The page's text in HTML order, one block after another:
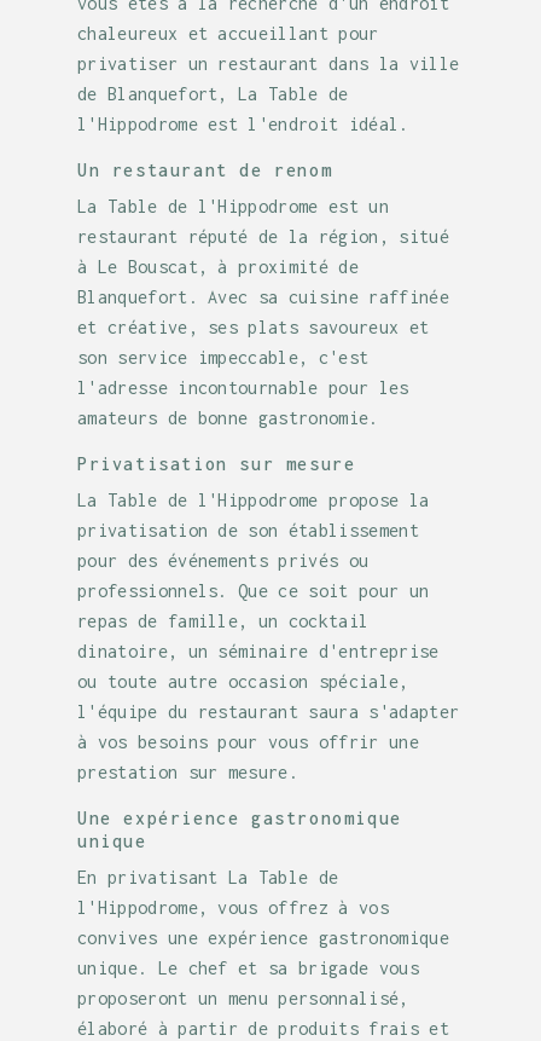
chaleureux et accueillant pour
privatiser un restaurant dans la ville
de Blanquefort, La Table de
l'Hippodrome est l'endroit idéal.
Un restaurant de renom
La Table de l'Hippodrome est un
restaurant réputé de la région, situé
à Le Bouscat, à proximité de
Blanquefort. Avec sa cuisine raffinée
et créative, ses plats savoureux et
son service impeccable, c'est
l'adresse incontournable pour les
amateurs de bonne gastronomie.
Privatisation sur mesure
La Table de l'Hippodrome propose la
privatisation de son établissement
pour des événements privés ou
professionnels. Que ce soit pour un
repas de famille, un cocktail
dinatoire, un séminaire d'entreprise
ou toute autre occasion spéciale,
l'équipe du restaurant saura s'adapter
à vos besoins pour vous offrir une
prestation sur mesure.
Une expérience gastronomique
unique
En privatisant La Table de
l'Hippodrome, vous offrez à vos
convives une expérience gastronomique
unique. Le chef et sa brigade vous
proposeront un menu personnalisé,
élaboré à partir de produits frais et